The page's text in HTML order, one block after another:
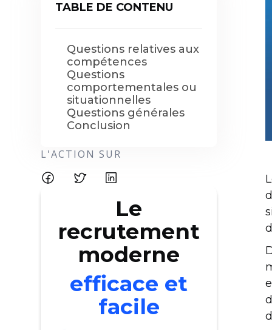
TABLE DE CONTENU
Questions relatives aux
compétences
Questions
comportementales ou
situationnelles
Questions générales
Conclusion
L'ACTION SUR
Le
recrutement
moderne
efficace et
facile